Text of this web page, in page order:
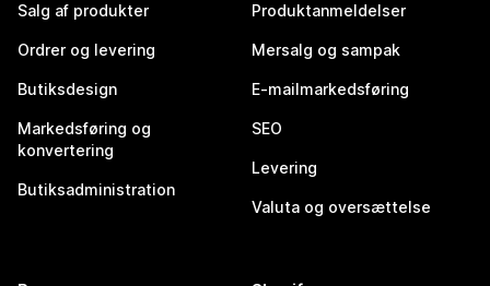
Salg af produkter
Ordrer og levering
Butiksdesign
Markedsføring og
konvertering
Butiksadministration
Produktanmeldelser
Mersalg og sampak
E-mailmarkedsføring
SEO
Levering
Valuta og oversættelse